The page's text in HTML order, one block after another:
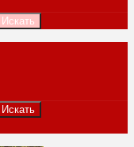
Искать
Искать